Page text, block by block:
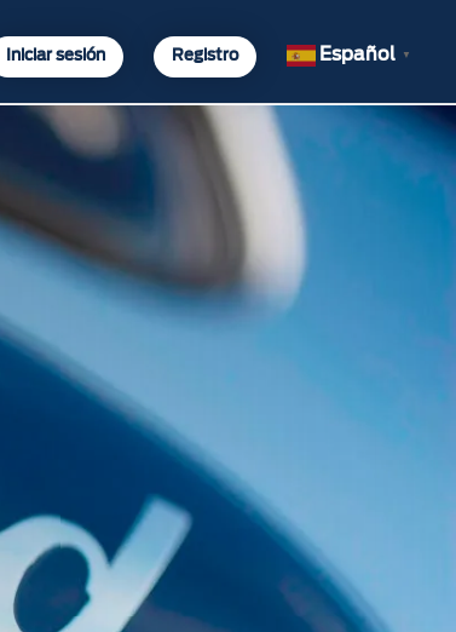
Iniciar sesión Registro Español ▼